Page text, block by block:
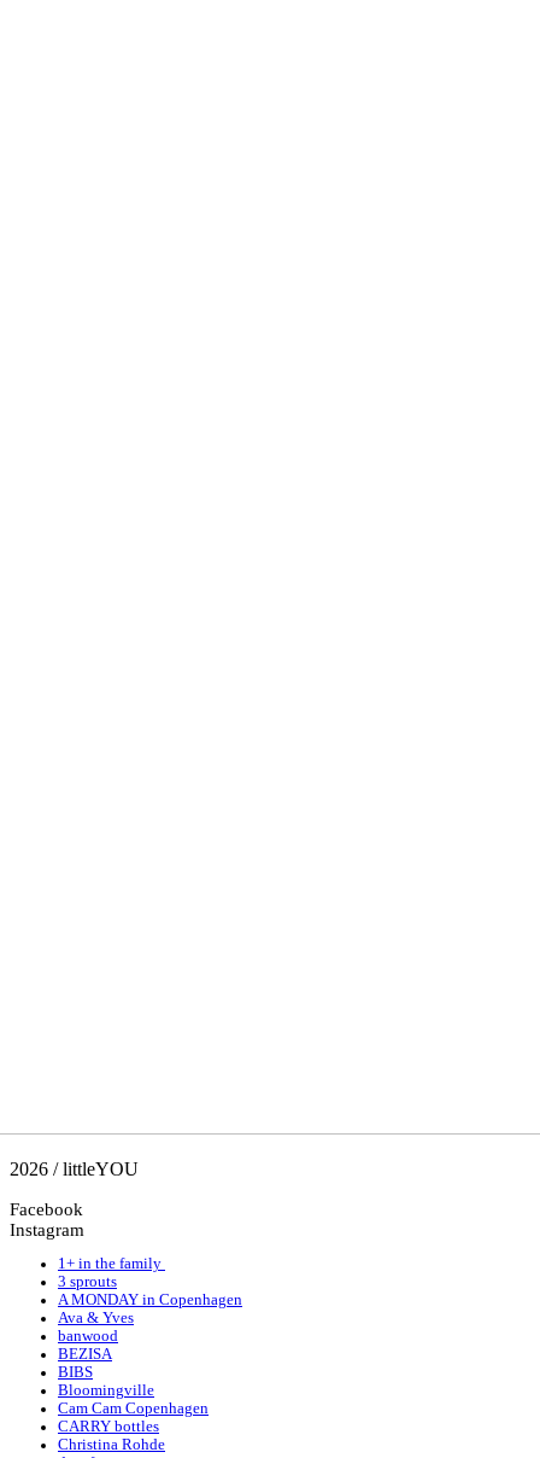
2026 / littleYOU
Facebook
Instagram
1+ in the family
3 sprouts
A MONDAY in Copenhagen
Ava & Yves
banwood
BEZISA
BIBS
Bloomingville
Cam Cam Copenhagen
CARRY bottles
Christina Rohde